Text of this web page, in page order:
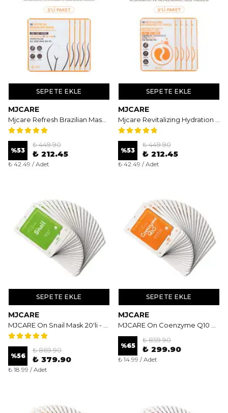
SEPETE EKLE
MJCARE
%53
₺ 449.90
₺ 212.45
₺ 42.49 / Adet
SEPETE EKLE
MJCARE
%53
₺ 449.90
₺ 212.45
₺ 42.49 / Adet
SEPETE EKLE
MJCARE
%56
₺ 869.90
₺ 379.90
₺ 18.99 / Adet
SEPETE EKLE
MJCARE
%65
₺ 859.90
₺ 299.90
₺ 14.99 / Adet